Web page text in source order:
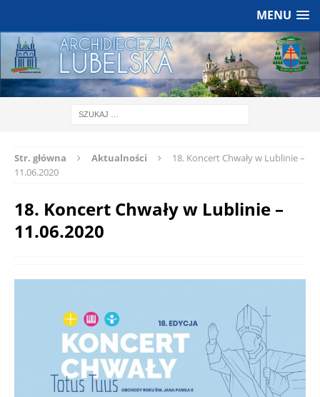
MENU
Str. główna Aktualności
18. Koncert Chwały w Lublinie –
11.06.2020
18. Koncert Chwały w Lublinie –
11.06.2020